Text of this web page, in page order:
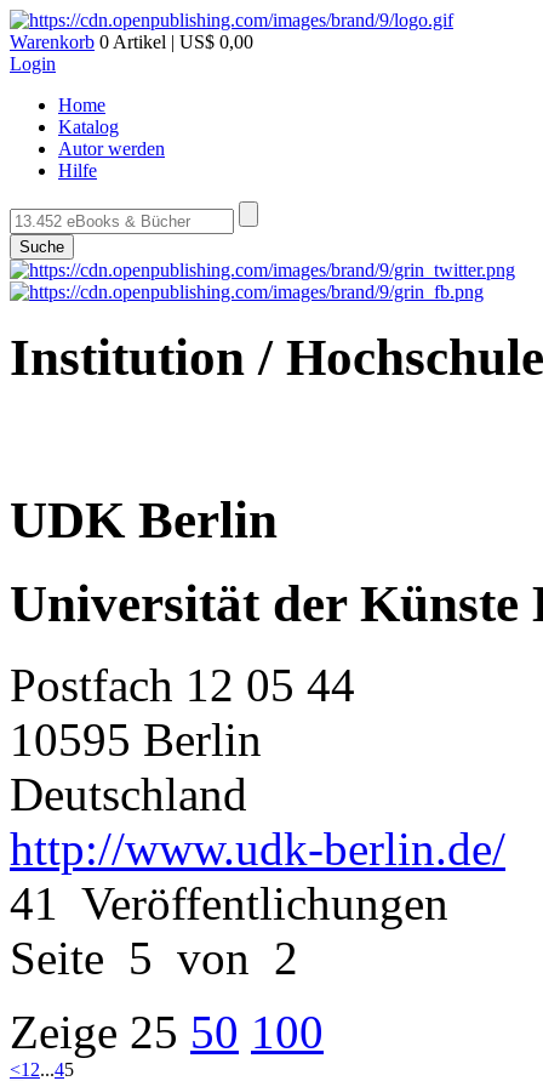
Warenkorb 0 Artikel | US$ 0,00
Login
Home
Katalog
Autor werden
Hilfe
Suche
Institution / Hochschule
UDK Berlin
Universität der Künste
Postfach 12 05 44
10595 Berlin
Deutschland
http://www.udk-berlin.de/
41 Veröffentlichungen
Seite 5 von 2
Zeige 25 50 100
<1 2...45